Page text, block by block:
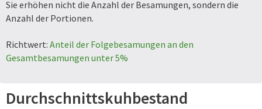
Sie erhöhen nicht die Anzahl der Besamungen, sondern die
Anzahl der Portionen.
Richtwert: Anteil der Folgebesamungen an den
Gesamtbesamungen unter 5%
Durchschnittskuhbestand